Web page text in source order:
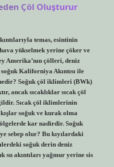
Çöl Oluşturur
temas, esintinin
yükselmek yerine çöker ve
Amerika’nın çölleri, deniz
Kaliforniya Akıntısı ile
Soğuk çöl iklimleri (BWk)
ancak sıcaklıklar sıcak çöl
Sıcak çöl iklimlerinin
soğuk ve kurak olma
kar nadirdir. Soğuk
sebep olur? Bu kıyılardaki
soğuk derin deniz
su akıntıları yağmur yerine sis